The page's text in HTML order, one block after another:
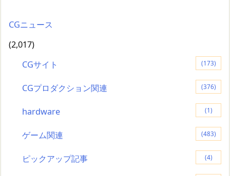
CGニュース
(2,017)
CGサイト
(173)
CGプロダクション関連 (376)
hardware (1)
ゲーム関連 (483)
ピックアップ記事 (4)